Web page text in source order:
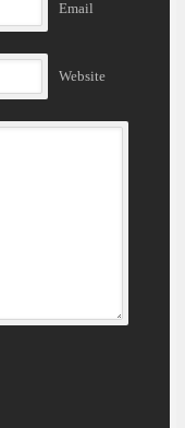
Email
Website